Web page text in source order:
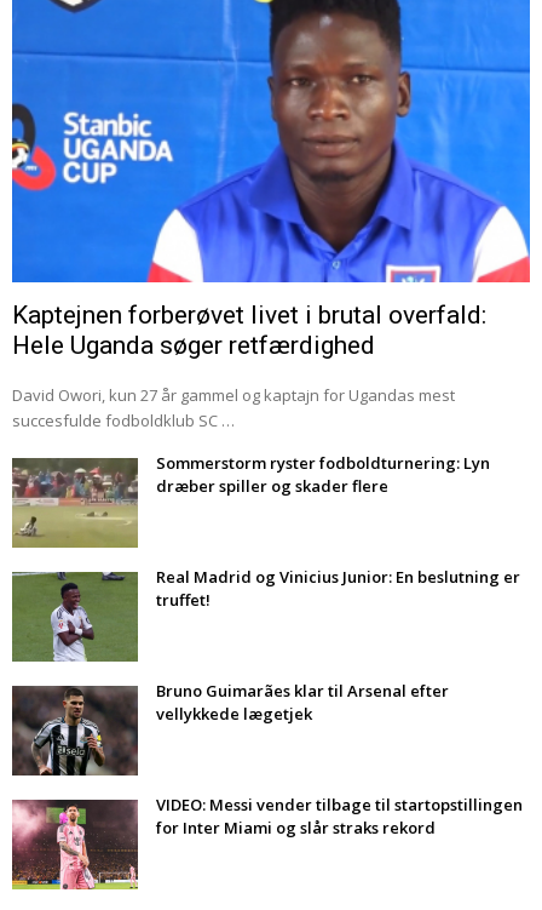
Kaptejnen forberøvet livet i brutal overfald:
Hele Uganda søger retfærdighed
David Owori, kun 27 år gammel og kaptajn for Ugandas mest
succesfulde fodboldklub SC …
Sommerstorm ryster fodboldturnering: Lyn
dræber spiller og skader flere
Real Madrid og Vinicius Junior: En beslutning er
truffet!
Bruno Guimarães klar til Arsenal efter
vellykkede lægetjek
VIDEO: Messi vender tilbage til startopstillingen
for Inter Miami og slår straks rekord